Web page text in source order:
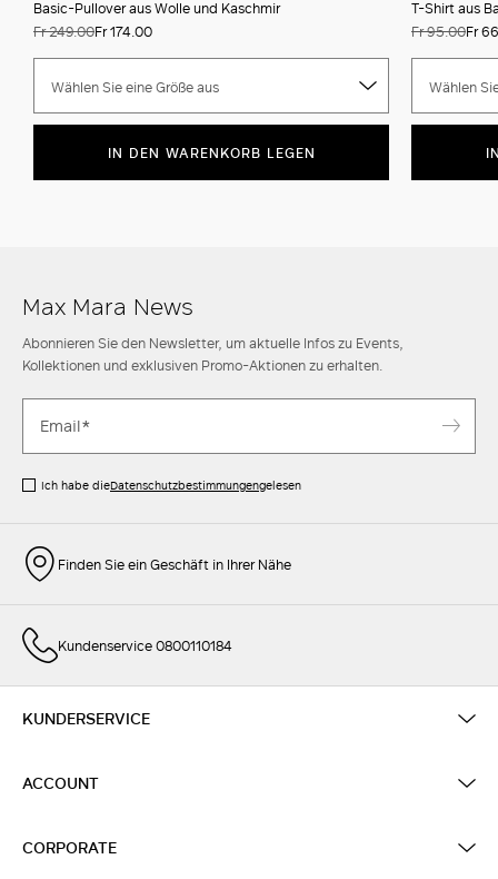
Basic-Pullover aus Wolle und Kaschmir
Fr 249.00Fr 174.00
Wählen Sie eine Größe aus
IN DEN WARENKORB LEGEN
T-Shirt aus
Fr 95.00Fr
Wählen
Max Mara News
Abonnieren Sie den Newsletter, um aktuelle Infos zu Events,
Kollektionen und exklusiven Promo-Aktionen zu erhalten.
Ich habe dieDatenschutzbestimmungengelesen
Finden Sie ein Geschäft in Ihrer Nähe
Kundenservice 0800110184
KUNDERSERVICE
ACCOUNT
CORPORATE